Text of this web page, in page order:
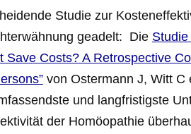
Studie zur
geadelt: Die
Save Costs? A Retrospective
von Ostermann J, Witt C
und langfristigste
der Homöopathie